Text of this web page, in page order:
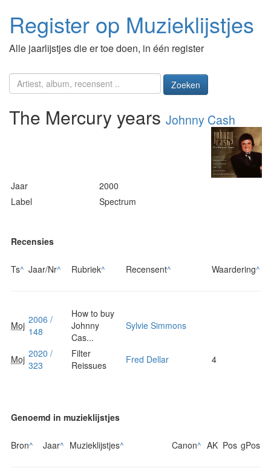
Register op Muzieklijstjes
Alle jaarlijstjes die er toe doen, in één register
Zoeken
The Mercury years Johnny Cash
Jaar
2000
Label
Spectrum
Recensies
Ts^ Jaar/Nr^ Rubriek^ Recensent^ Waardering^
Moj 2006 /
148
How to buy
Johnny
Cas...
Sylvie Simmons
Moj 2020 /
323
Filter
Reissues
Fred Dellar 4
Genoemd in muzieklijstjes
Bron^ Jaar^ Muzieklijstjes^ Canon^ AK Pos gPos